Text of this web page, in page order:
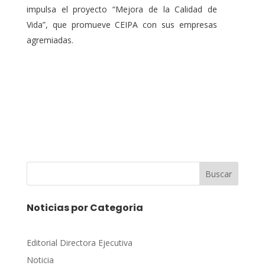
impulsa el proyecto “Mejora de la Calidad de
Vida”, que promueve CEIPA con sus empresas
agremiadas.
Buscar
Noticias por Categoria
Editorial Directora Ejecutiva
Noticia